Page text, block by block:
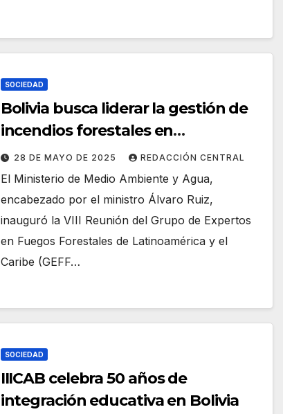
SOCIEDAD
Bolivia busca liderar la gestión de
incendios forestales en
Latinoamérica
28 DE MAYO DE 2025 REDACCIÓN CENTRAL
El Ministerio de Medio Ambiente y Agua,
encabezado por el ministro Álvaro Ruiz,
inauguró la VIII Reunión del Grupo de Expertos
en Fuegos Forestales de Latinoamérica y el
Caribe (GEFF…
SOCIEDAD
IIICAB celebra 50 años de
integración educativa en Bolivia